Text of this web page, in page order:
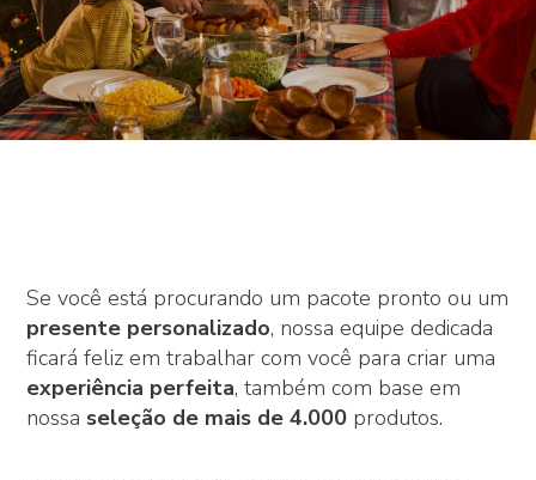
Se você está procurando um pacote pronto ou um
presente personalizado, nossa equipe dedicada
ficará feliz em trabalhar com você para criar uma
experiência perfeita, também com base em
nossa seleção de mais de 4.000 produtos.